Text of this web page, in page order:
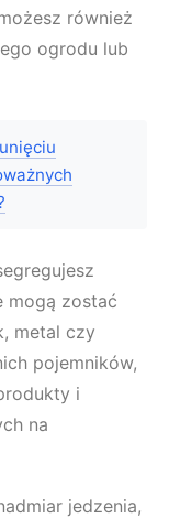
również
ogrodu lub
mogą zostać
metal czy
pojemników,
i
na
jedzenia,